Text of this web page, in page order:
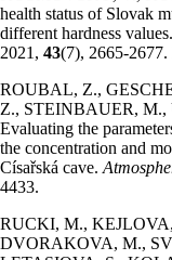
health status of Slovak
different hardness values.
2021, 43(7), 2665-
ROUBAL, Z.,
Z., STEINBAUER,
Evaluating the
the concentration and
Císařská cave.
4433.
RUCKI, M.,
DVORAKOVA, M.,